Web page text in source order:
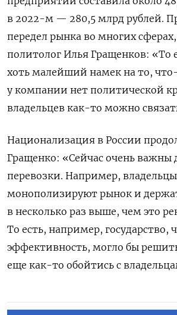
в 2022-м — 280,5 млрд рублей.
передел рынка во многих
политолог Илья Гращенков: «То
хоть малейший намек на то,
у компании нет политической
владельцев как-то можно
Национализация в России
Гращенко: «Сейчас очень важны
перевозки. Например,
монополизируют рынок и
в несколько раз выше, чем это
То есть, например, государство,
эффективность, могло бы
еще как-то обойтись с